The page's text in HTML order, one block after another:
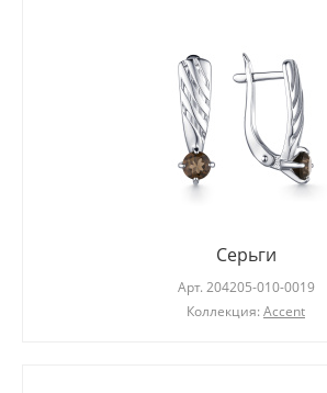
Серьги
Арт. 204205-010-0019
Коллекция: Accent